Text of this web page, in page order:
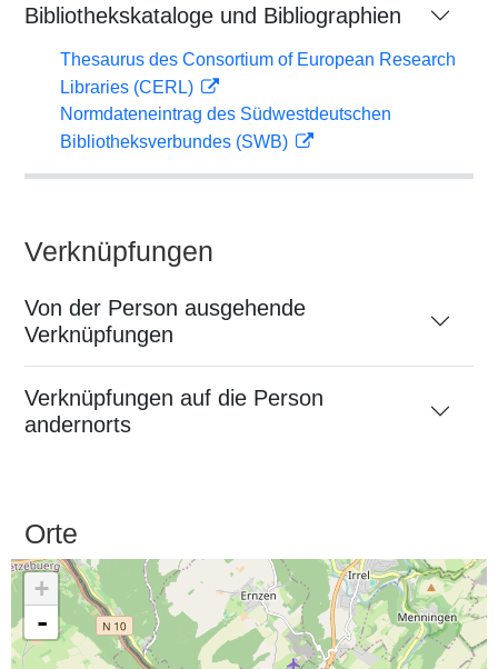
Bibliothekskataloge und Bibliographien
Thesaurus des Consortium of European Research
Libraries (CERL)
Normdateneintrag des Südwestdeutschen
Bibliotheksverbundes (SWB)
Verknüpfungen
Von der Person ausgehende
Verknüpfungen
Verknüpfungen auf die Person
andernorts
Orte
+
-